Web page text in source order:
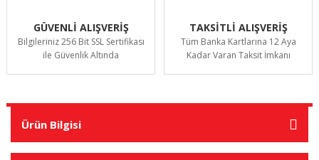
GÜVENLİ ALIŞVERİŞ
Bilgileriniz 256 Bit SSL Sertifikası
ile Güvenlik Altında
TAKSİTLİ ALIŞVERİŞ
Tüm Banka Kartlarına 12 Aya
Kadar Varan Taksit İmkanı
Ürün Bilgisi